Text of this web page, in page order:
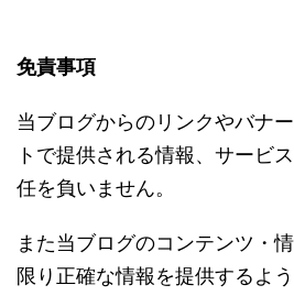
免責事項
当ブログからのリンクやバナ
トで提供される情報、サービ
任を負いません。
また当ブログのコンテンツ・
限り正確な情報を提供するよ